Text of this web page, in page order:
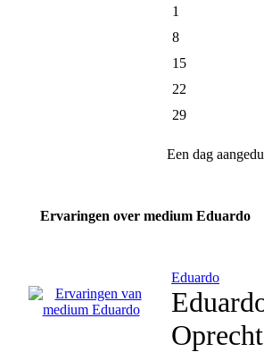
1
8
15
22
29
Een dag
Ervaringen over medium Eduardo
Eduardo